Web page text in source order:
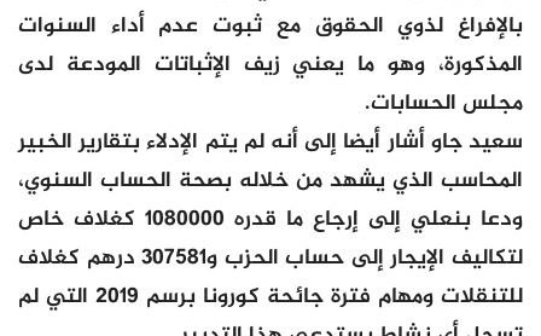
بالإفراغ لذوي الحقوق مع ثبوت عدم أداء السنوات
المذكورة، وهو ما يعني زيف الإثباتات المودعة لدى
مجلس الحسابات.
سعيد جاو أشار أيضا إلى أنه لم يتم الإدلاء بتقارير الخبير
المحاسب الذي يشهد من خلاله بصحة الحساب السنوي،
ودعا بنعلي إلى إرجاع ما قدره 1080000 كغلاف خاص
لتكاليف الإيجار إلى حساب الحزب و307581 درهم كغلاف
للتنقلات ومهام فترة جائحة كورونا برسم 2019 التي لم